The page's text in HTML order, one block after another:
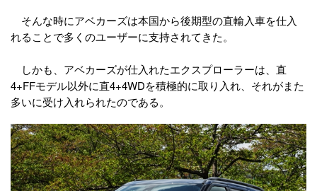
そんな時にアベカーズは本国から後期型の直輸入車を仕入
れることで多くのユーザーに支持されてきた。
しかも、アベカーズが仕入れたエクスプローラーは、直
4+FFモデル以外に直4+4WDを積極的に取り入れ、それがまた
多いに受け入れられたのである。